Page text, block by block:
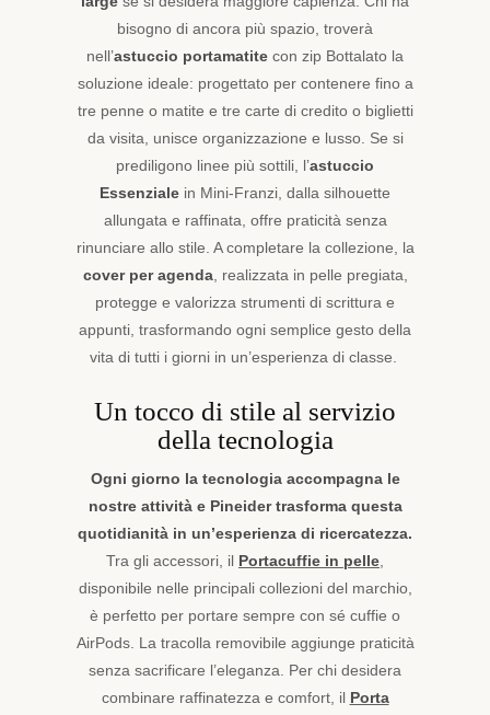
bisogno di ancora più spazio, troverà
nell’astuccio portamatite con zip Bottalato la
soluzione ideale: progettato per contenere fino a
tre penne o matite e tre carte di credito o biglietti
da visita, unisce organizzazione e lusso. Se si
prediligono linee più sottili, l’astuccio
Essenziale in Mini-Franzi, dalla silhouette
allungata e raffinata, offre praticità senza
rinunciare allo stile. A completare la collezione, la
cover per agenda, realizzata in pelle pregiata,
protegge e valorizza strumenti di scrittura e
appunti, trasformando ogni semplice gesto della
vita di tutti i giorni in un’esperienza di classe.
Un tocco di stile al servizio
della tecnologia
Ogni giorno la tecnologia accompagna le
nostre attività e Pineider trasforma questa
quotidianità in un’esperienza di ricercatezza.
Tra gli accessori, il Portacuffie in pelle,
disponibile nelle principali collezioni del marchio,
è perfetto per portare sempre con sé cuffie o
AirPods. La tracolla removibile aggiunge praticità
senza sacrificare l’eleganza. Per chi desidera
combinare raffinatezza e comfort, il Porta